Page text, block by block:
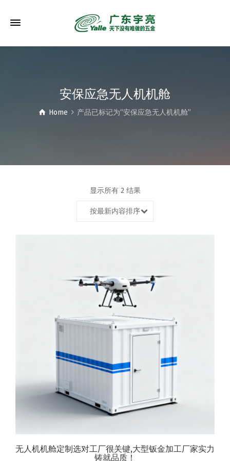
安保应急无人机机舱
Home 产品已标记为“安保应急无人机机舱”
显示所有 2 结果
按最新内容排序
无人机机舱定制选对工厂很关键,大型钣金加工厂家实力
铸就品质！